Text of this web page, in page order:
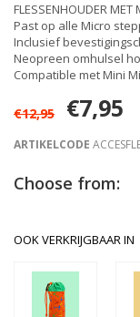
FLESSENHOUDER MET
Past op alle Micro
Inclusief
Neopreen omhulsel
Compatible met Mini
€12,95 €7,95
ARTIKELCODE
Choose from:
OOK VERKRIJGBAAR IN